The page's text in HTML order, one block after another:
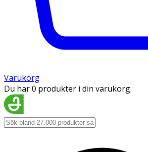
Varukorg
Du har 0 produkter i din varukorg.